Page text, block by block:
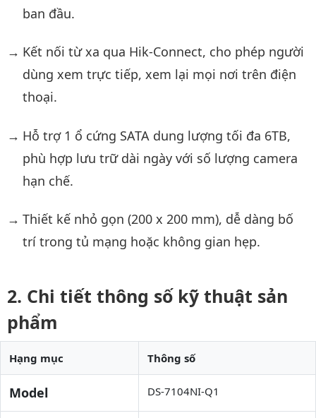
ban đầu.
Kết nối từ xa qua Hik-Connect, cho phép người
dùng xem trực tiếp, xem lại mọi nơi trên điện
thoại.
Hỗ trợ 1 ổ cứng SATA dung lượng tối đa 6TB,
phù hợp lưu trữ dài ngày với số lượng camera
hạn chế.
Thiết kế nhỏ gọn (200 x 200 mm), dễ dàng bố
trí trong tủ mạng hoặc không gian hẹp.
Chi tiết thông số kỹ thuật sản
phẩm
Hạng mục Thông số
Model DS-7104NI-Q1